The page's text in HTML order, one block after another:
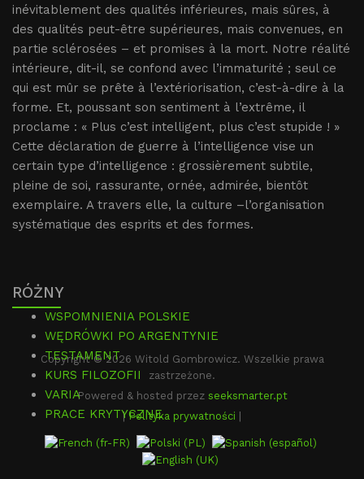
inévitablement des qualités inférieures, mais sûres, à
des qualités peut-être supérieures, mais convenues, en
partie sclérosées – et promises à la mort. Notre réalité
intérieure, dit-il, se confond avec l’immaturité ; seul ce
qui est mûr se prête à l’extériorisation, c’est-à-dire à la
forme. Et, poussant son sentiment à l’extrême, il
proclame : « Plus c’est intelligent, plus c’est stupide ! »
Cette déclaration de guerre à l’intelligence vise un
certain type d’intelligence : grossièrement subtile,
pleine de soi, rassurante, ornée, admirée, bientôt
exemplaire. A travers elle, la culture –l’organisation
systématique des esprits et des formes.
RÓŻNY
WSPOMNIENIA POLSKIE
WĘDRÓWKI PO ARGENTYNIE
TESTAMENT
KURS FILOZOFII
VARIA
PRACE KRYTYCZNE
Copyright © 2026 Witold Gombrowicz. Wszelkie prawa
zastrzeżone.
Powered & hosted przez seeksmarter.pt
|Polityka prywatności